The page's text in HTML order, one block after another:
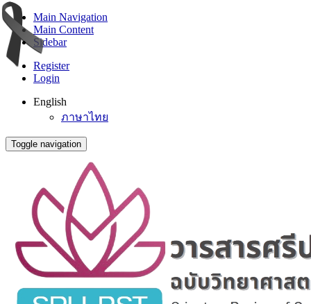
Main Navigation
Main Content
Sidebar
Register
Login
English
ภาษาไทย
Toggle navigation